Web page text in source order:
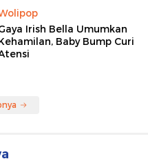
Irish Bella Umumkan
Baby Bump Curi